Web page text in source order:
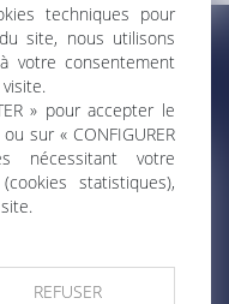
LECLERC
techniques pour
site, nous utilisons
votre consentement
» pour accepter le
sur « CONFIGURER
nécessitant votre
statistiques),
REFUSER